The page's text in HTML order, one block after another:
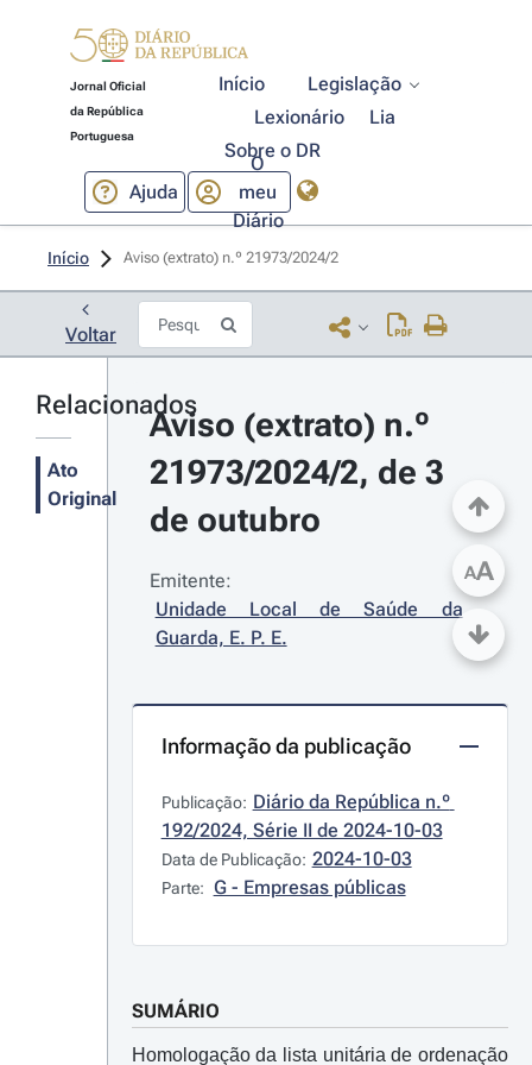
Jornal Oficial
da República
Portuguesa
Início
Legislação
Lexionário
Lia
Sobre o DR
Ajuda
O
meu
Diário
Início Aviso (extrato) n.º 21973/2024/2
Voltar
Relacionados
Ato
Original
Aviso (extrato) n.º
21973/2024/2, de 3
de outubro
Emitente:
Unidade Local de Saúde da
Guarda, E. P. E.
Informação da publicação
Publicação: Diário da República n.º
192/2024, Série II de 2024-10-03
Data de Publicação: 2024-10-03
Parte: G - Empresas públicas
SUMÁRIO
Homologação da lista unitária de ordenação
AA